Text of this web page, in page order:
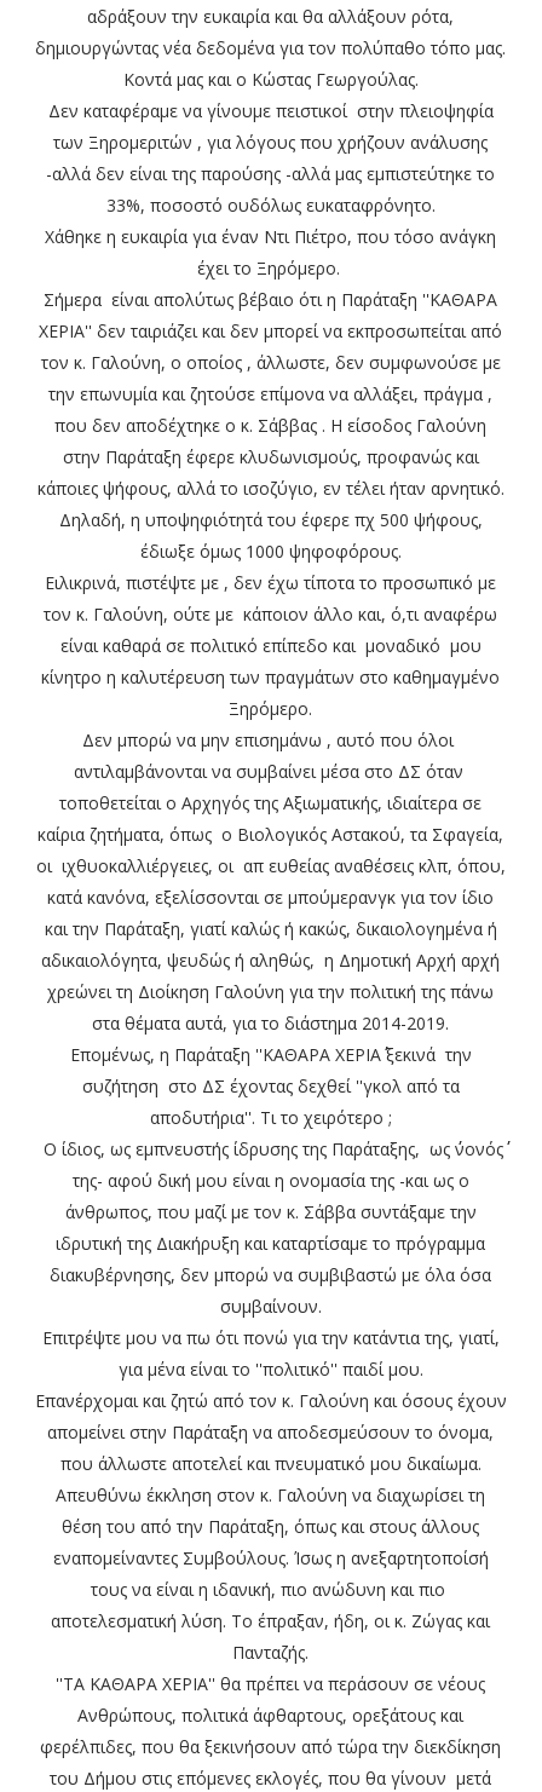
αδράξουν την ευκαιρία και θα αλλάξουν ρότα,
δημιουργώντας νέα δεδομένα για τον πολύπαθο τόπο μας.
Κοντά μας και ο Κώστας Γεωργούλας.
Δεν καταφέραμε να γίνουμε πειστικοί στην πλειοψηφία
των Ξηρομεριτών , για λόγους που χρήζουν ανάλυσης
-αλλά δεν είναι της παρούσης -αλλά μας εμπιστεύτηκε το
33%, ποσοστό ουδόλως ευκαταφρόνητο.
Χάθηκε η ευκαιρία για έναν Ντι Πιέτρο, που τόσο ανάγκη
έχει το Ξηρόμερο.
Σήμερα είναι απολύτως βέβαιο ότι η Παράταξη ''ΚΑΘΑΡΑ
ΧΕΡΙΑ'' δεν ταιριάζει και δεν μπορεί να εκπροσωπείται από
τον κ. Γαλούνη, ο οποίος , άλλωστε, δεν συμφωνούσε με
την επωνυμία και ζητούσε επίμονα να αλλάξει, πράγμα ,
που δεν αποδέχτηκε ο κ. Σάββας . Η είσοδος Γαλούνη
στην Παράταξη έφερε κλυδωνισμούς, προφανώς και
κάποιες ψήφους, αλλά το ισοζύγιο, εν τέλει ήταν αρνητικό.
Δηλαδή, η υποψηφιότητά του έφερε πχ 500 ψήφους,
έδιωξε όμως 1000 ψηφοφόρους.
Ειλικρινά, πιστέψτε με , δεν έχω τίποτα το προσωπικό με
τον κ. Γαλούνη, ούτε με κάποιον άλλο και, ό,τι αναφέρω
είναι καθαρά σε πολιτικό επίπεδο και μοναδικό μου
κίνητρο η καλυτέρευση των πραγμάτων στο καθημαγμένο
Ξηρόμερο.
Δεν μπορώ να μην επισημάνω , αυτό που όλοι
αντιλαμβάνονται να συμβαίνει μέσα στο ΔΣ όταν
τοποθετείται ο Αρχηγός της Αξιωματικής, ιδιαίτερα σε
καίρια ζητήματα, όπως ο Βιολογικός Αστακού, τα Σφαγεία,
οι ιχθυοκαλλιέργειες, οι απ ευθείας αναθέσεις κλπ, όπου,
κατά κανόνα, εξελίσσονται σε μπούμερανγκ για τον ίδιο
και την Παράταξη, γιατί καλώς ή κακώς, δικαιολογημένα ή
αδικαιολόγητα, ψευδώς ή αληθώς, η Δημοτική Αρχή αρχή
χρεώνει τη Διοίκηση Γαλούνη για την πολιτική της πάνω
στα θέματα αυτά, για το διάστημα 2014-2019.
Επομένως, η Παράταξη ''ΚΑΘΑΡΑ ΧΕΡΙΑ΄΄ ξεκινά την
συζήτηση στο ΔΣ έχοντας δεχθεί ''γκολ από τα
αποδυτήρια''. Τι το χειρότερο ;
Ο ίδιος, ως εμπνευστής ίδρυσης της Παράταξης, ως ΄΄νονός΄΄
της- αφού δική μου είναι η ονομασία της -και ως ο
άνθρωπος, που μαζί με τον κ. Σάββα συντάξαμε την
ιδρυτική της Διακήρυξη και καταρτίσαμε το πρόγραμμα
διακυβέρνησης, δεν μπορώ να συμβιβαστώ με όλα όσα
συμβαίνουν.
Επιτρέψτε μου να πω ότι πονώ για την κατάντια της, γιατί,
για μένα είναι το ''πολιτικό'' παιδί μου.
Επανέρχομαι και ζητώ από τον κ. Γαλούνη και όσους έχουν
απομείνει στην Παράταξη να αποδεσμεύσουν το όνομα,
που άλλωστε αποτελεί και πνευματικό μου δικαίωμα.
Απευθύνω έκκληση στον κ. Γαλούνη να διαχωρίσει τη
θέση του από την Παράταξη, όπως και στους άλλους
εναπομείναντες Συμβούλους. Ίσως η ανεξαρτητοποίσή
τους να είναι η ιδανική, πιο ανώδυνη και πιο
αποτελεσματική λύση. Το έπραξαν, ήδη, οι κ. Ζώγας και
Πανταζής.
''ΤΑ ΚΑΘΑΡΑ ΧΕΡΙΑ'' θα πρέπει να περάσουν σε νέους
Ανθρώπους, πολιτικά άφθαρτους, ορεξάτους και
φερέλπιδες, που θα ξεκινήσουν από τώρα την διεκδίκηση
του Δήμου στις επόμενες εκλογές, που θα γίνουν μετά